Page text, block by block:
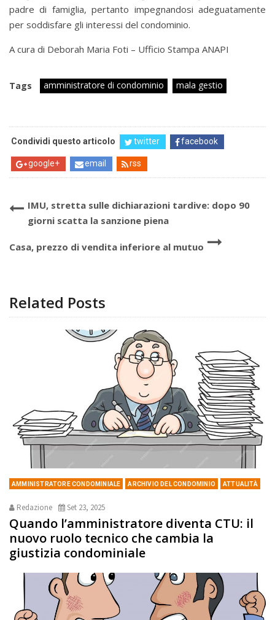
padre di famiglia, pertanto impegnandosi adeguatamente
per soddisfare gli interessi del condominio.
A cura di Deborah Maria Foti – Ufficio Stampa ANAPI
Tags amministratore di condominio mala gestio
Condividi questo articolo twitter facebook
google+ email rss
IMU, stretta sulle dichiarazioni tardive: dopo 90
giorni scatta la sanzione piena
Casa, prezzo di vendita inferiore al mutuo
Related Posts
AMMINISTRATORE CONDOMINIALE ARCHIVIO DEL CONDOMINIO ATTUALITÀ
Redazione Set 23, 2025
Quando l’amministratore diventa CTU: il
nuovo ruolo tecnico che cambia la
giustizia condominiale